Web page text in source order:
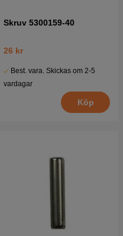
Skruv 5300159-40
26 kr
Best. vara. Skickas om 2-5
vardagar
Köp